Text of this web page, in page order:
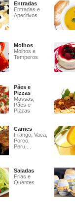
Entradas
Entradas e
Aperitivos
Molhos
Molhos e
Temperos
Pães e
Pizzas
Massas,
Pães e
Pizzas
Carnes
Frango, Vaca,
Porco,
Peru,...
Saladas
Frias e
Quentes